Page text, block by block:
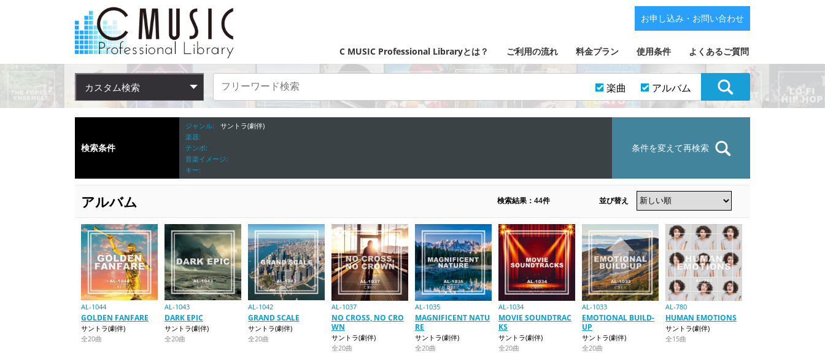
C MUSIC Professional Libraryとは？ ご利用の流れ 料金プラン 使用条件 よくあるご質問
お申し込み・お問い合わせ
カスタム検索 楽曲 アルバム
検索条件
ジャンル
サントラ(劇伴)
楽器
テンポ
音楽イメージ
キー
条件を変えて再検索
アルバム 検索結果：44件 並び替え
AL-1044
GOLDEN FANFARE
サントラ(劇伴)
全20曲
AL-1043
DARK EPIC
サントラ(劇伴)
全20曲
AL-1042
GRAND SCALE
サントラ(劇伴)
全20曲
AL-1037
NO CROSS, NO CRO
WN
サントラ(劇伴)
全20曲
AL-1035
MAGNIFICENT NATU
RE
サントラ(劇伴)
全20曲
AL-1034
MOVIE SOUNDTRAC
KS
サントラ(劇伴)
全20曲
AL-1033
EMOTIONAL BUILD-
UP
サントラ(劇伴)
全20曲
AL-780
HUMAN EMOTIONS
サントラ(劇伴)
全15曲